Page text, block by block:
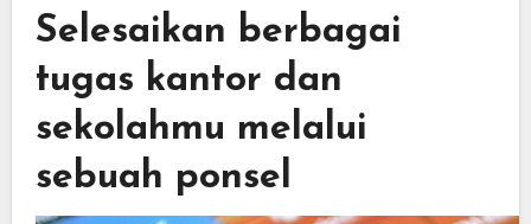
Selesaikan berbagai
tugas kantor dan
sekolahmu melalui
sebuah ponsel